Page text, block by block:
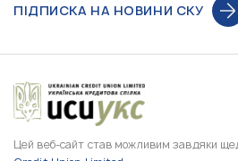
ПІДПИСКА НА НОВИНИ СКУ
Цей веб-сайт став можливим завдяки